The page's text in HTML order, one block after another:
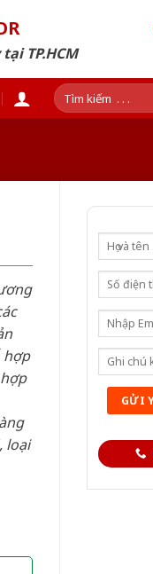
TP.HCM
Tìm
kiếm:
hợp
loại